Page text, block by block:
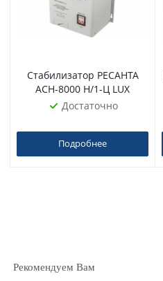
Стабилизатор РЕСАНТА
АСН-8000 Н/1-Ц LUX
Достаточно
Подробнее
Рекомендуем Вам